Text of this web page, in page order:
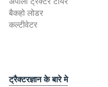
बैकहो लोडर
कल्टीवेटर
ट्रैक्टरज्ञान के बारे मे